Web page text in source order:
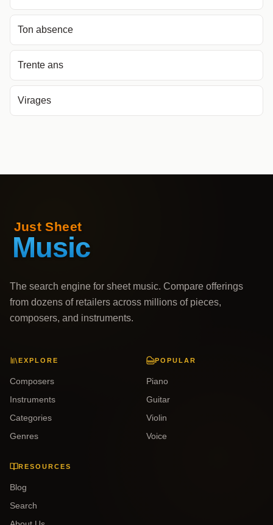
Ton absence
Trente ans
Virages
The search engine for sheet music. Compare offerings
from dozens of retailers across millions of pieces,
composers, and instruments.
EXPLORE
Composers
Instruments
Categories
Genres
POPULAR
Piano
Guitar
Violin
Voice
RESOURCES
Blog
Search